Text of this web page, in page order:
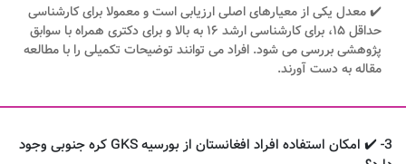
✔️ معدل یکی از معیارهای اصلی ارزیابی است و معمولا برای کارشناسی
حداقل ۱۵، برای کارشناسی ارشد ۱۶ به بالا و برای دکتری همراه با سوابق
پژوهشی بررسی می شود. افراد می توانند توضیحات تکمیلی را با مطالعه
مقاله به دست آورند.
3- ✔️ امکان استفاده افراد افغانستان از بورسیه GKS کره جنوبی وجود